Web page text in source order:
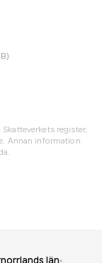
register,
Annan information
län